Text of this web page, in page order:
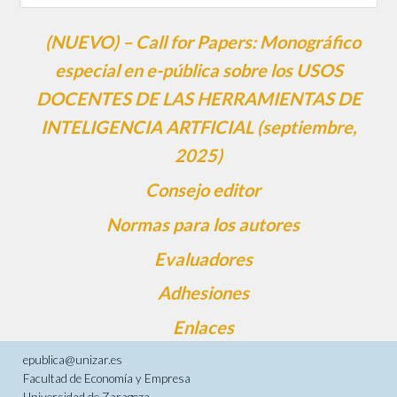
(NUEVO) – Call for Papers: Monográfico
especial en e-pública sobre los USOS
DOCENTES DE LAS HERRAMIENTAS DE
INTELIGENCIA ARTFICIAL (septiembre,
2025)
Consejo editor
Normas para los autores
Evaluadores
Adhesiones
Enlaces
epublica@unizar.es
Facultad de Economía y Empresa